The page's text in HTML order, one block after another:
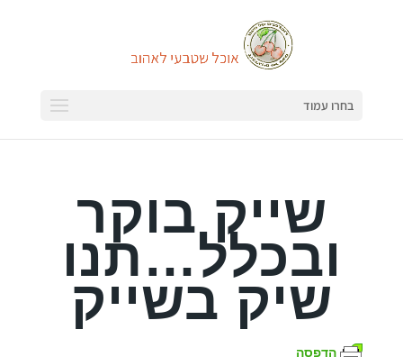
בחרו עמוד
שייק בוקר
ובכלל…תנו
שיק בשייק
הדפסה